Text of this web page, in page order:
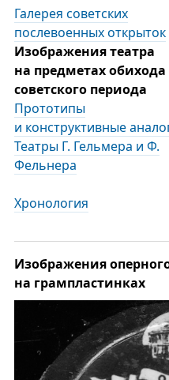
Галерея советских
послевоенных открыток
Изображения театра
на предметах обихода
советского периода
Прототипы
и конструктивные
Театры Г. Гельмера и Ф.
Фельнера
Хронология
Изображения
на грампластинках